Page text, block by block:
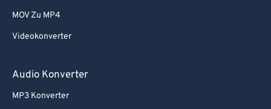
MOV Zu MP4
Videokonverter
Audio Konverter
MP3 Konverter